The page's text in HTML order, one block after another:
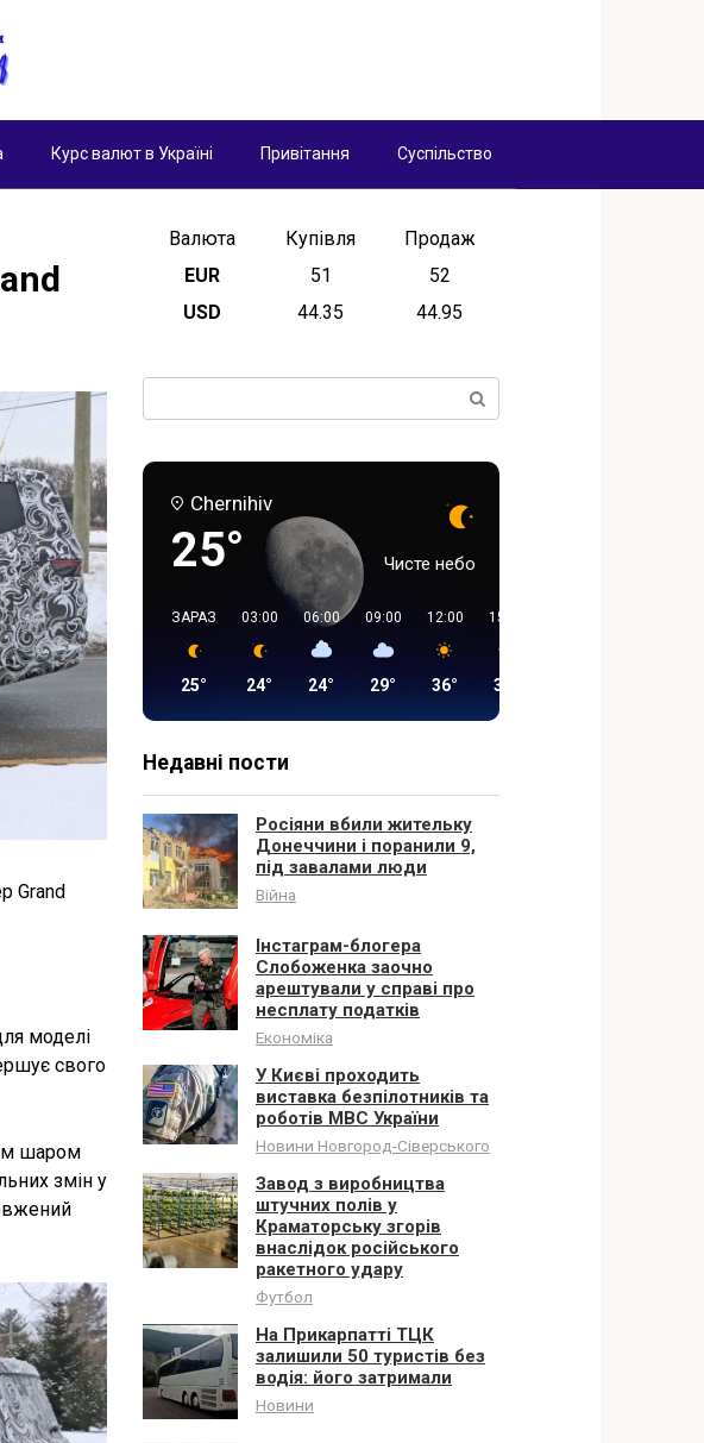
Курс валют в Україні Привітання Суспільство
Grand
моделі
свого
шаром
змін у
Валюта Купівля
Продаж
EUR
51
52
USD
44.35 44.95
Chernihiv
25° Чисте небо
ЗАРАЗ
25°
03:00
24°
06:00
24°
09:00
29°
12:00
36°
15:00
37°
Недавні пости
Росіяни вбили жительку
Донеччини і поранили 9,
під завалами люди
Війна
Інстаграм-блогера
Слобоженка заочно
арештували у справі про
несплату податків
Економіка
У Києві проходить
виставка безпілотників та
роботів МВС України
Новини Новгород-Сіверського
Завод з виробництва
штучних полів у
Краматорську згорів
внаслідок російського
ракетного удару
Футбол
На Прикарпатті ТЦК
залишили 50 туристів без
водія: його затримали
Новини